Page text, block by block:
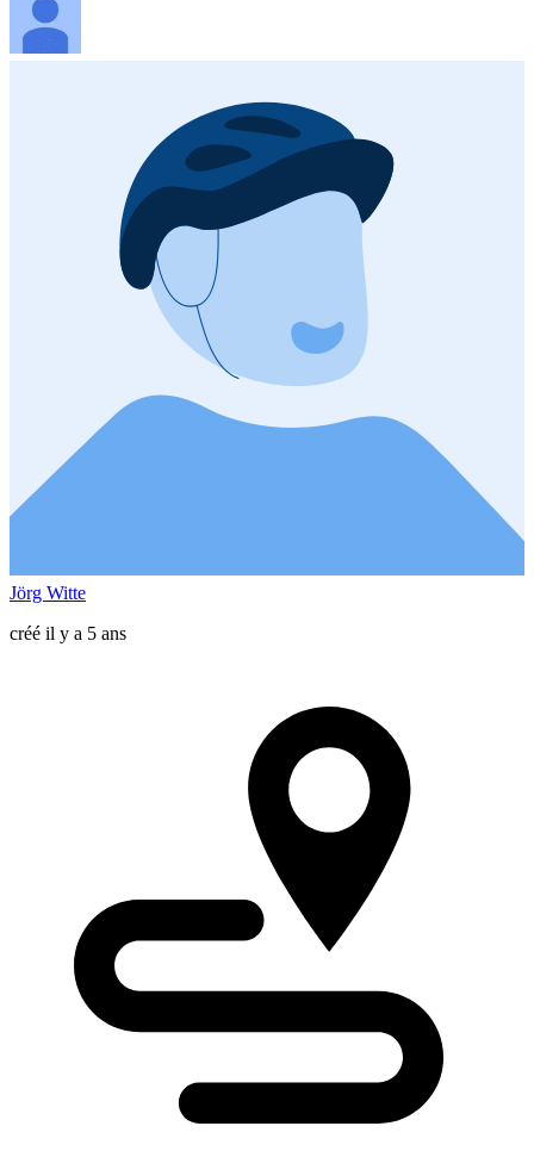
Jörg Witte
créé il y a 5 ans